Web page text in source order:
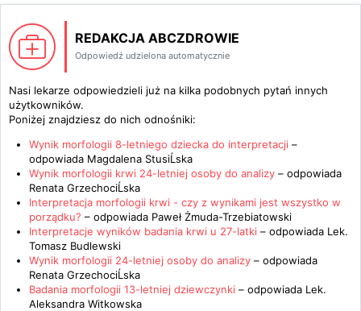
REDAKCJA ABCZDROWIE
Odpowiedź udzielona automatycznie
Nasi lekarze odpowiedzieli już na kilka podobnych pytań innych
użytkowników.
Poniżej znajdziesz do nich odnośniki:
Wynik morfologii 8-letniego dziecka do interpretacji –
odpowiada Magdalena StusiĹska
Wynik morfologii krwi 24-letniej osoby do analizy – odpowiada
Renata GrzechociĹska
Interpretacja morfologii krwi - czy z wynikami jest wszystko w
porządku? – odpowiada Paweł Żmuda-Trzebiatowski
Interpretacje wyników badania krwi u 27-latki – odpowiada Lek.
Tomasz Budlewski
Wynik morfologii 24-letniej osoby do analizy – odpowiada
Renata GrzechociĹska
Badania morfologii 13-letniej dziewczynki – odpowiada Lek.
Aleksandra Witkowska